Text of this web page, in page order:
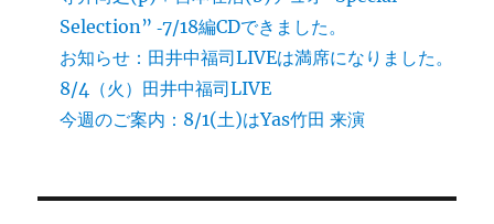
Selection” ‐7/18編CDできました。
お知らせ：田井中福司LIVEは満席になりました。
8/4（火）田井中福司LIVE
今週のご案内：8/1(土)はYas竹田 来演